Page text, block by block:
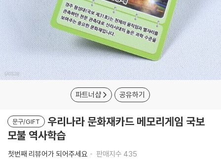
파트너샵 공유하기
문구/GIFT
우리나라 문화재카드 메모리게임 국보
모불 역사학습
첫번째 리뷰어가 되어주세요 판매지수 435